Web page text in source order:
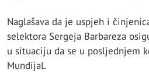
Naglašava da je uspjeh i
selektora Sergeja Barbareza
u situaciju da se u posljednjem
Mundijal.